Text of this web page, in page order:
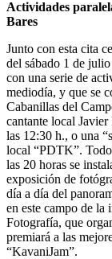
Actividades
Bares
Junto con esta cita
del sábado 1 de
con una serie de
mediodía, y que se
Cabanillas del
cantante local
las 12:30 h., o una
local “PDTK”.
las 20 horas se
exposición de
día a día del
en este campo de la
Fotografía, que
premiará a las
“KavaniJam”.